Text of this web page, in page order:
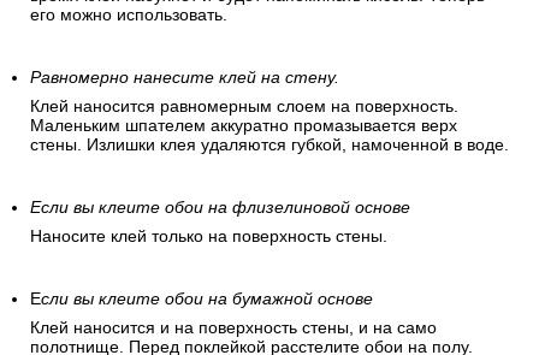
Обойный клей выбирается согласно рекомендациям
производителя. Клей медленно засыпается в емкость с
водой при постоянном помешивании. Через некоторое
время клей набухнет и будет напоминать кисель. Теперь
его можно использовать.
Равномерно нанесите клей на стену.
Клей наносится равномерным слоем на поверхность.
Если вы клеите обои на флизелиновой основе